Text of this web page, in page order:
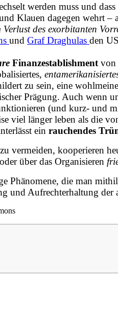
werden muss und
Klauen dagegen wehrt
Verlust des exorbitanten
und Graf Draghulas den
Finanzestablishment von
zu sein, eine
Prägung. Auch wenn
(und kurz- und
viel länger leben als die
ein rauchendes
vermeiden, kooperieren
oder über das Organisieren
Phänomene, die man
und Aufrechterhaltung der